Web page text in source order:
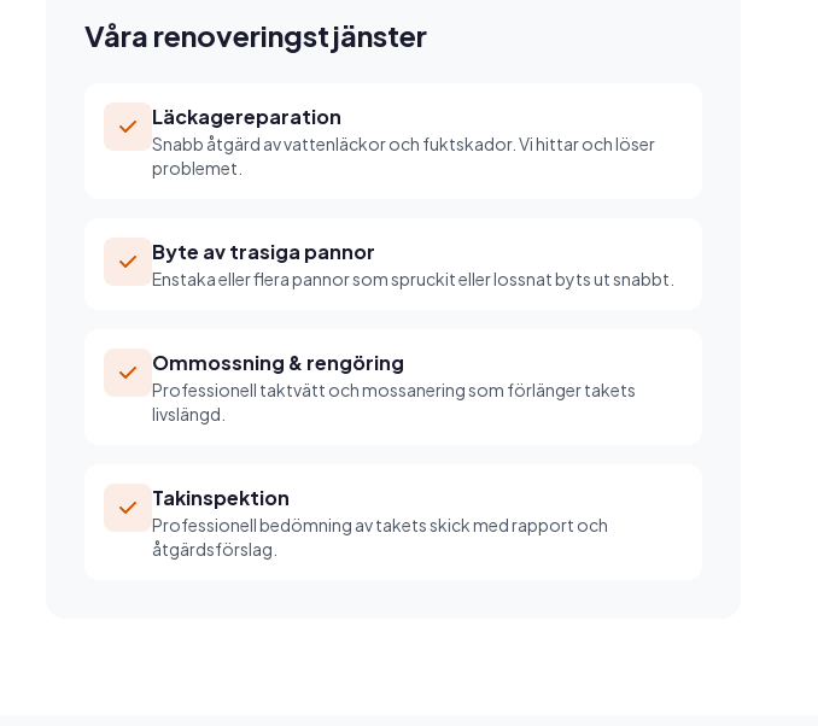
Våra renoveringstjänster
Läckagereparation
Snabb åtgärd av vattenläckor och fuktskador. Vi hittar och löser
problemet.
Byte av trasiga pannor
Enstaka eller flera pannor som spruckit eller lossnat byts ut snabbt.
Ommossning & rengöring
Professionell taktvätt och mossanering som förlänger takets
livslängd.
Takinspektion
Professionell bedömning av takets skick med rapport och
åtgärdsförslag.